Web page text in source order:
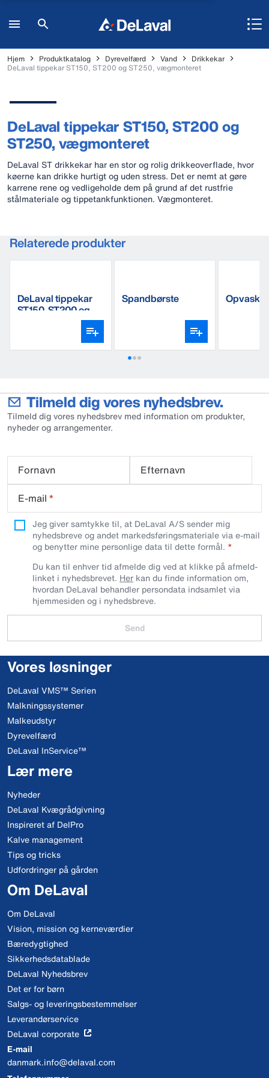
Hjem Produktkatalog Dyrevelfærd Vand
Drikkekar
DeLaval tippekar ST150, ST200 og ST250, vægmonteret
DeLaval tippekar ST150, ST200 og
ST250, vægmonteret
DeLaval ST drikkekar har en stor og rolig drikkeoverflade, hvor
køerne kan drikke hurtigt og uden stress. Det er nemt at gøre
karrene rene og vedligeholde dem på grund af det rustfrie
stålmateriale og tippetankfunktionen. Vægmonteret.
Relaterede produkter
DeLaval tippekar
ST150, ST200 og
Spandbørste
Tilmeld dig vores nyhedsbrev.
Tilmeld dig vores nyhedsbrev med information om produkter,
nyheder og arrangementer.
Fornavn
Efternavn
E-mail *
Jeg giver samtykke til, at DeLaval A/S sender mig
nyhedsbreve og andet markedsføringsmateriale via e-mail
og benytter mine personlige data til dette formål.
Du kan til enhver tid afmelde dig ved at klikke på afmeld-
linket i nyhedsbrevet. Her kan du finde information om,
hvordan DeLaval behandler persondata indsamlet via
hjemmesiden og i nyhedsbreve.
Send
Vores løsninger
DeLaval VMS™ Serien
Malkningssystemer
Malkeudstyr
Dyrevelfærd
DeLaval InService™
Lær mere
Nyheder
DeLaval Kvægrådgivning
Inspireret af DelPro
Kalve management
Tips og tricks
Udfordringer på gården
Om DeLaval
Om DeLaval
Vision, mission og kerneværdier
Bæredygtighed
Sikkerhedsdatablade
DeLaval Nyhedsbrev
Det er for børn
Salgs- og leveringsbestemmelser
Leverandørservice
DeLaval corporate
E-mail
danmark.info@delaval.com